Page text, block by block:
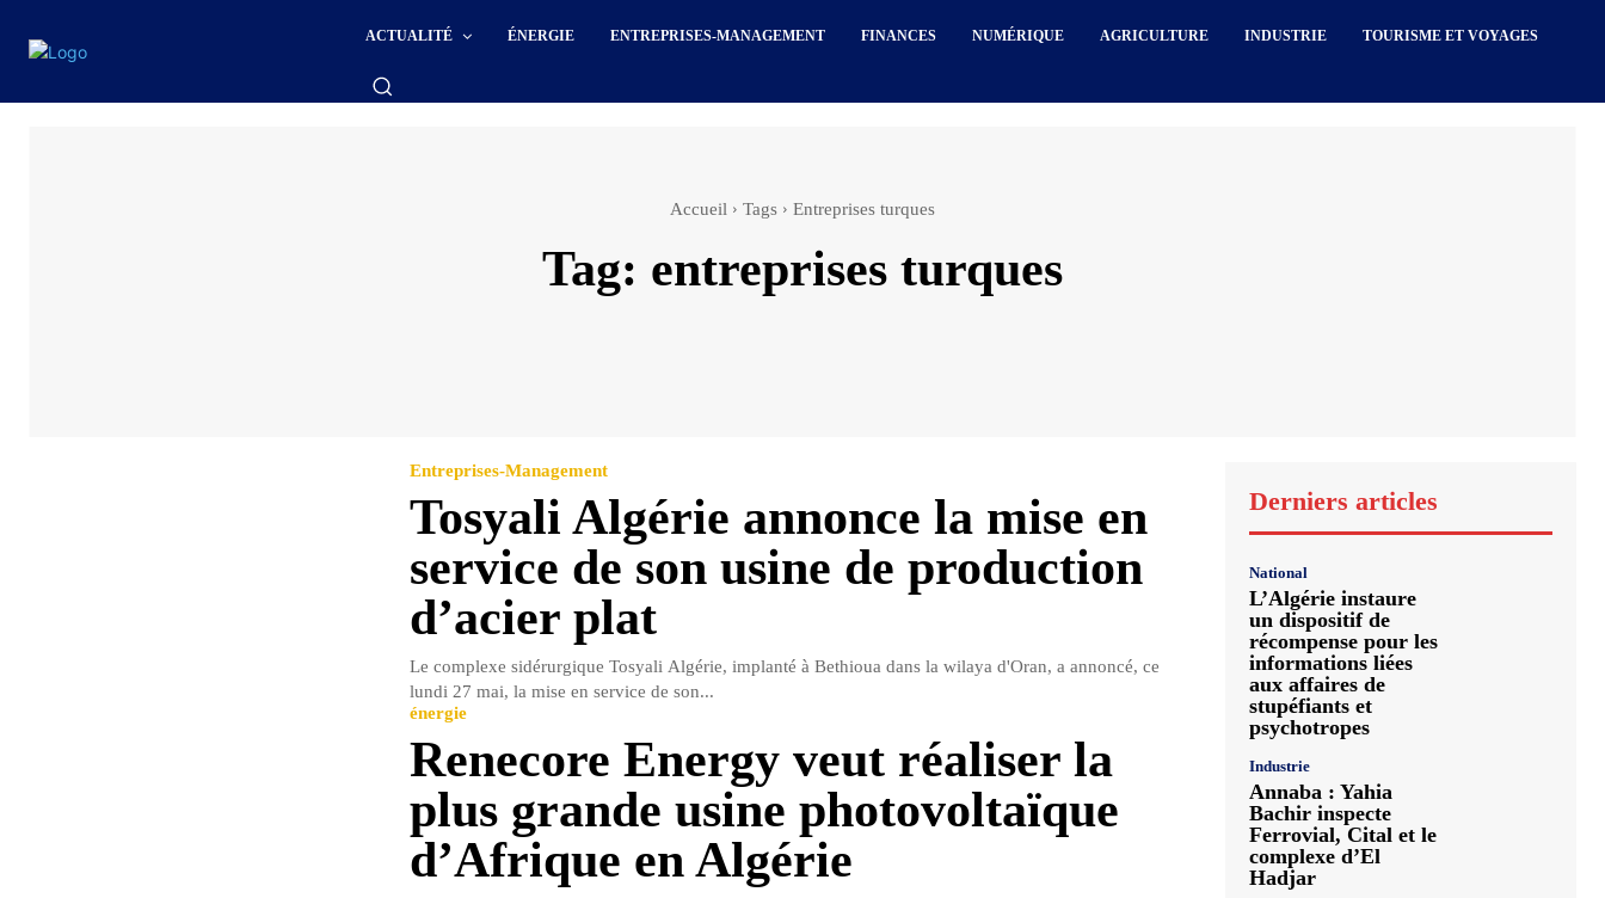
ACTUALITÉ ÉNERGIE ENTREPRISES-MANAGEMENT FINANCES NUMÉRIQUE AGRICULTURE INDUSTRIE TOURISME ET VOYAGES
Accueil Tags Entreprises turques
Tag: entreprises turques
Entreprises-Management
Tosyali Algérie annonce la mise en
service de son usine de production
d’acier plat
Le complexe sidérurgique Tosyali Algérie, implanté à Bethioua dans la wilaya d'Oran, a annoncé, ce
lundi 27 mai, la mise en service de son...
énergie
Renecore Energy veut réaliser la
plus grande usine photovoltaïque
d’Afrique en Algérie
Derniers articles
National
L’Algérie instaure
un dispositif de
récompense pour les
informations liées
aux affaires de
stupéfiants et
psychotropes
Industrie
Annaba : Yahia
Bachir inspecte
Ferrovial, Cital et le
complexe d’El
Hadjar